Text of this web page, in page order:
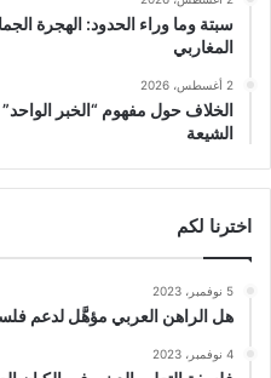
سبتة وما وراء الحدود: الهجرة
المغاربي
2 أغسطس، 2026
الخلاف حول مفهوم “الخبر
الشيعة
اخترنا لكم
5 نوفمبر، 2023
هل الراهن العربي مؤهَّل لدعم
4 نوفمبر، 2023